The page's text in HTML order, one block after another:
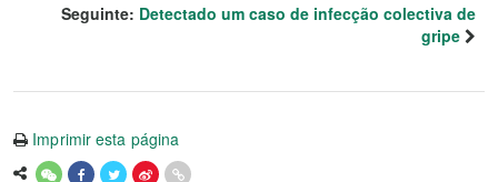
Seguinte: Detectado um caso de infecção colectiva de
gripe
Imprimir esta página